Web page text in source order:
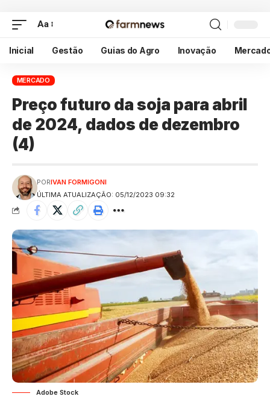
Aa
Inicial Gestão Guias do Agro Inovação
MERCADO
Preço futuro da soja para abril
de 2024, dados de dezembro
(4)
ÚLTIMA ATUALIZAÇÃO: 05/12/2023 09:32
PORIVAN FORMIGONI
Adobe Stock